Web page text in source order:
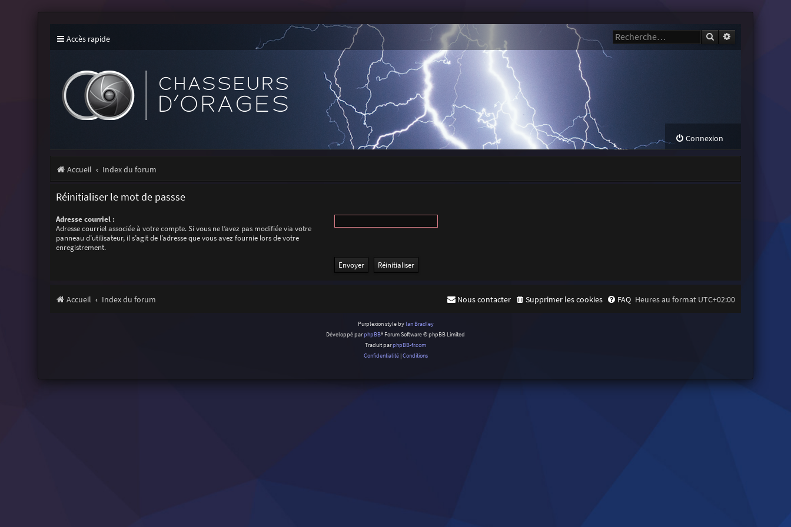
Accès rapide Rechercher
Connexion
Accueil Index du forum
Réinitialiser le mot de passse
Adresse courriel :
Adresse courriel associée à votre compte. Si vous ne l’avez pas modifiée via votre
panneau d’utilisateur, il s’agit de l’adresse que vous avez fournie lors de votre
enregistrement.
Accueil Index du forum Heures au format UTC+02:00
FAQ
Supprimer les cookies
Nous contacter
Purplexion style by Ian Bradley
Développé parphpBB® Forum Software © phpBB Limited
Traduit parphpBB-fr.com
Confidentialité|Conditions